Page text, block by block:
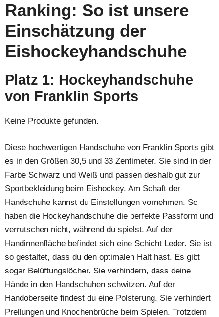
Ranking: So ist unsere
Einschätzung der
Eishockeyhandschuhe
Platz 1: Hockeyhandschuhe
von Franklin Sports
Keine Produkte gefunden.
Diese hochwertigen Handschuhe von Franklin Sports gibt
es in den Größen 30,5 und 33 Zentimeter. Sie sind in der
Farbe Schwarz und Weiß und passen deshalb gut zur
Sportbekleidung beim Eishockey. Am Schaft der
Handschuhe kannst du Einstellungen vornehmen. So
haben die Hockeyhandschuhe die perfekte Passform und
verrutschen nicht, während du spielst. Auf der
Handinnenfläche befindet sich eine Schicht Leder. Sie ist
so gestaltet, dass du den optimalen Halt hast. Es gibt
sogar Belüftungslöcher. Sie verhindern, dass deine
Hände in den Handschuhen schwitzen. Auf der
Handoberseite findest du eine Polsterung. Sie verhindert
Prellungen und Knochenbrüche beim Spielen. Trotzdem